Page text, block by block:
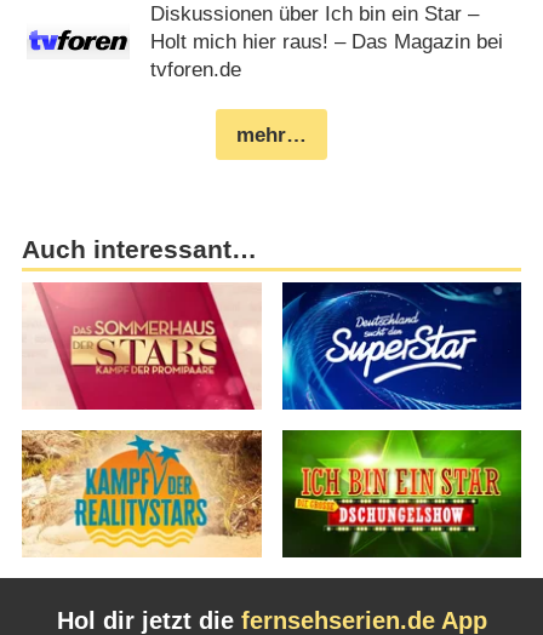
Diskussionen über Ich bin ein Star –
Holt mich hier raus! – Das Magazin bei
tvforen.de
mehr…
Auch interessant…
Hol dir jetzt die fernsehserien.de App